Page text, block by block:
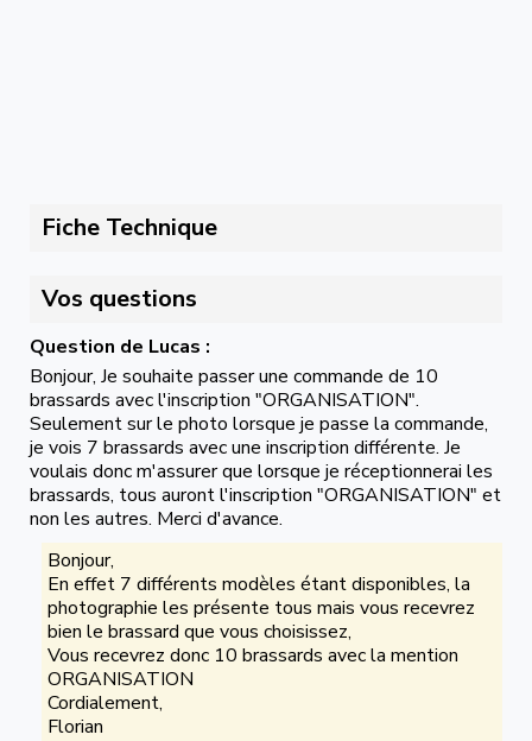
Fiche Technique
Vos questions
Question de Lucas :
Bonjour, Je souhaite passer une commande de 10
brassards avec l'inscription "ORGANISATION".
Seulement sur le photo lorsque je passe la commande,
je vois 7 brassards avec une inscription différente. Je
voulais donc m'assurer que lorsque je réceptionnerai les
brassards, tous auront l'inscription "ORGANISATION" et
non les autres. Merci d'avance.
Bonjour,
En effet 7 différents modèles étant disponibles, la
photographie les présente tous mais vous recevrez
bien le brassard que vous choisissez,
Vous recevrez donc 10 brassards avec la mention
ORGANISATION
Cordialement,
Florian